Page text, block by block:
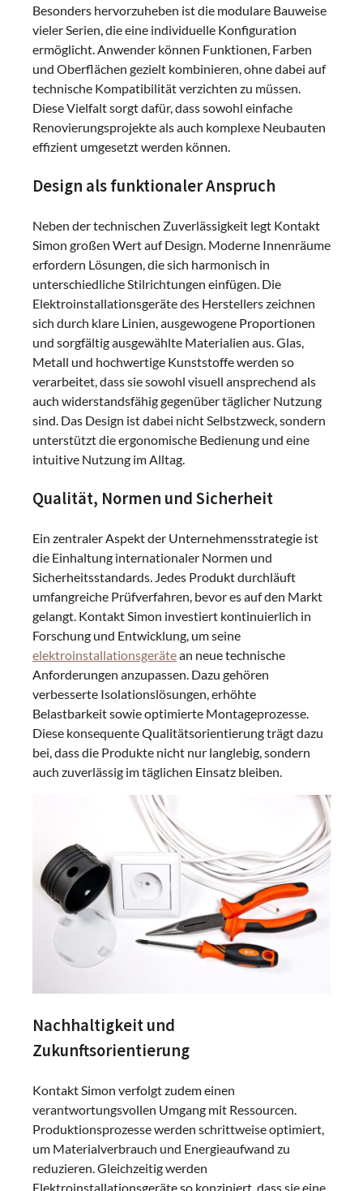
Besonders hervorzuheben ist die modulare Bauweise
vieler Serien, die eine individuelle Konfiguration
ermöglicht. Anwender können Funktionen, Farben
und Oberflächen gezielt kombinieren, ohne dabei auf
technische Kompatibilität verzichten zu müssen.
Diese Vielfalt sorgt dafür, dass sowohl einfache
Renovierungsprojekte als auch komplexe Neubauten
effizient umgesetzt werden können.
Design als funktionaler Anspruch
Neben der technischen Zuverlässigkeit legt Kontakt
Simon großen Wert auf Design. Moderne Innenräume
erfordern Lösungen, die sich harmonisch in
unterschiedliche Stilrichtungen einfügen. Die
Elektroinstallationsgeräte des Herstellers zeichnen
sich durch klare Linien, ausgewogene Proportionen
und sorgfältig ausgewählte Materialien aus. Glas,
Metall und hochwertige Kunststoffe werden so
verarbeitet, dass sie sowohl visuell ansprechend als
auch widerstandsfähig gegenüber täglicher Nutzung
sind. Das Design ist dabei nicht Selbstzweck, sondern
unterstützt die ergonomische Bedienung und eine
intuitive Nutzung im Alltag.
Qualität, Normen und Sicherheit
Ein zentraler Aspekt der Unternehmensstrategie ist
die Einhaltung internationaler Normen und
Sicherheitsstandards. Jedes Produkt durchläuft
umfangreiche Prüfverfahren, bevor es auf den Markt
gelangt. Kontakt Simon investiert kontinuierlich in
Forschung und Entwicklung, um seine
elektroinstallationsgerätean neue technische
Anforderungen anzupassen. Dazu gehören
verbesserte Isolationslösungen, erhöhte
Belastbarkeit sowie optimierte Montageprozesse.
Diese konsequente Qualitätsorientierung trägt dazu
bei, dass die Produkte nicht nur langlebig, sondern
auch zuverlässig im täglichen Einsatz bleiben.
Nachhaltigkeit und
Zukunftsorientierung
Kontakt Simon verfolgt zudem einen
verantwortungsvollen Umgang mit Ressourcen.
Produktionsprozesse werden schrittweise optimiert,
um Materialverbrauch und Energieaufwand zu
reduzieren. Gleichzeitig werden
Elektroinstallationsgeräte so konzipiert, dass sie eine